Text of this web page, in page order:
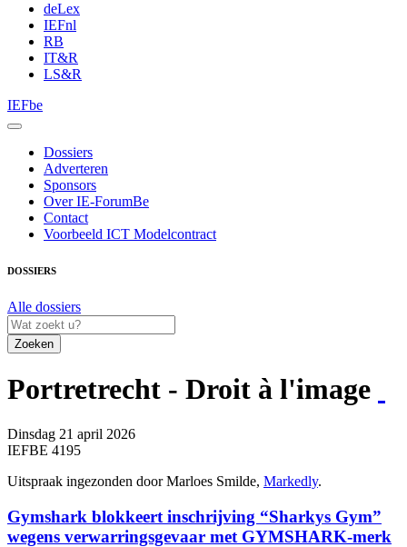
deLex
IEFnl
RB
IT&R
LS&R
IEFbe
Dossiers
Adverteren
Sponsors
Over IE-ForumBe
Contact
Voorbeeld ICT Modelcontract
DOSSIERS
Alle dossiers
Zoeken
Portretrecht - Droit à l'image
Dinsdag 21 april 2026
IEFBE 4195
Uitspraak ingezonden door Marloes Smilde, Markedly.
Gymshark blokkeert inschrijving “Sharkys Gym”
wegens verwarringsgevaar met GYMSHARK-merk